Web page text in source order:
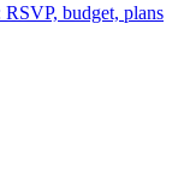
budget, plans